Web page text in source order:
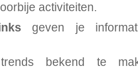
activiteiten.
geven je
bekend te